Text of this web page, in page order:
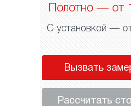
Полотно — от
С установкой —
Вызвать
Рассчитать